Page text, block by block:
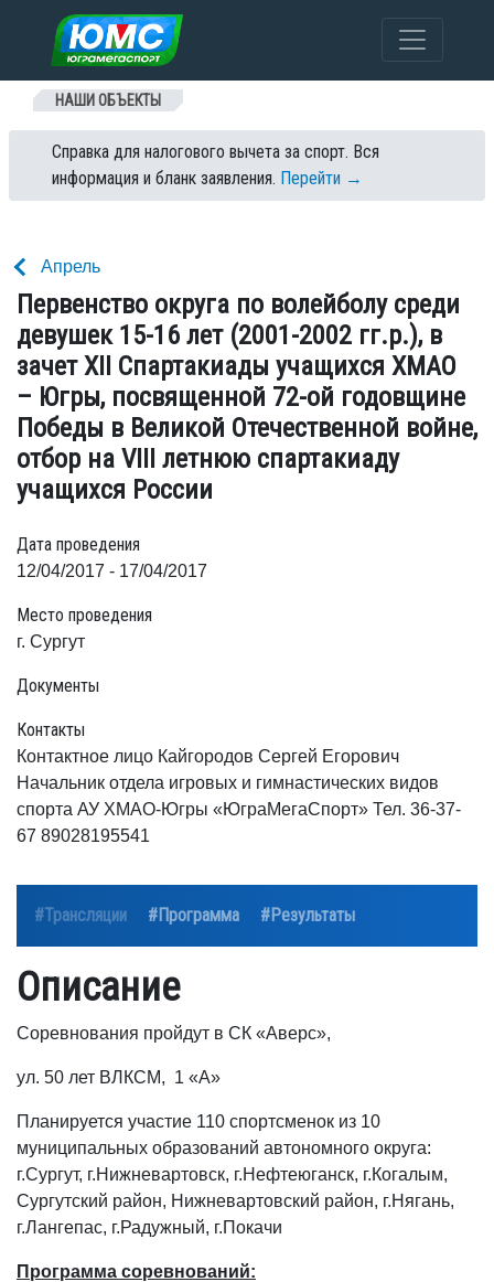
Перейти к содержанию
НАШИ ОБЪЕКТЫ
Справка для налогового вычета за спорт. Вся
информация и бланк заявления. Перейти →
Апрель
Первенство округа по волейболу среди
девушек 15-16 лет (2001-2002 гг.р.), в
зачет XII Спартакиады учащихся ХМАО
– Югры, посвященной 72-ой годовщине
Победы в Великой Отечественной войне,
отбор на VIII летнюю спартакиаду
учащихся России
Дата проведения
12/04/2017 - 17/04/2017
Место проведения
г. Сургут
Документы
Контакты
Контактное лицо Кайгородов Сергей Егорович
Начальник отдела игровых и гимнастических видов
спорта АУ ХМАО-Югры «ЮграМегаСпорт» Тел. 36-37-
67 89028195541
#Трансляции #Программа #Результаты
Описание
Соревнования пройдут в СК «Аверс»,
ул. 50 лет ВЛКСМ, 1 «А»
Планируется участие 110 спортсменок из 10
муниципальных образований автономного округа:
г.Сургут, г.Нижневартовск, г.Нефтеюганск, г.Когалым,
Сургутский район, Нижневартовский район, г.Нягань,
г.Лангепас, г.Радужный, г.Покачи
Программа соревнований: